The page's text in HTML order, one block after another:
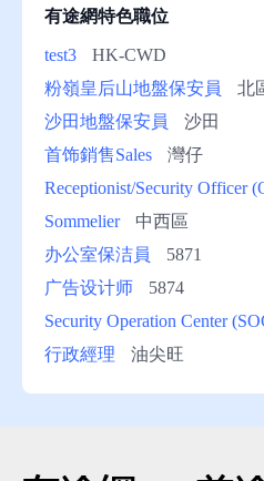
有途網特色職位
test3
HK-CWD
粉嶺皇后山地盤保安員
北
沙田地盤保安員
沙田
首饰銷售Sales
灣仔
Receptionist/Security Officer
Sommelier
中西區
办公室保洁員
5871
广告设计师
5874
Security Operation Center
行政經理
油尖旺